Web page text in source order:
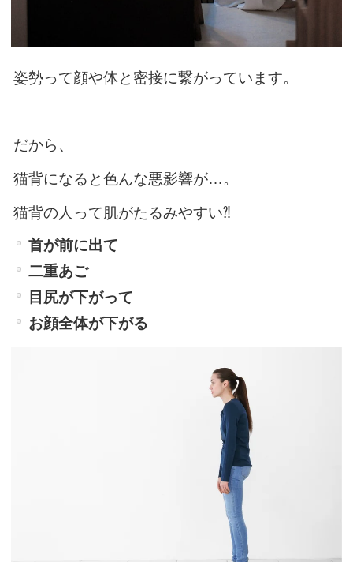
姿勢って顔や体と密接に繋がっています。
だから、
猫背になると色んな悪影響が…。
猫背の人って肌がたるみやすい⁈
首が前に出て
二重あご
目尻が下がって
お顔全体が下がる